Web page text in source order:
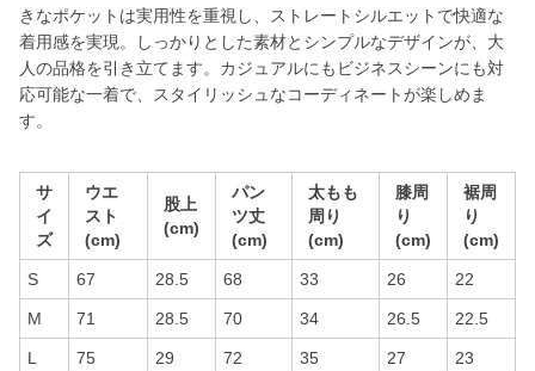
きなポケットは実用性を重視し、ストレートシルエットで快適な
着用感を実現。しっかりとした素材とシンプルなデザインが、大
人の品格を引き立てます。カジュアルにもビジネスシーンにも対
応可能な一着で、スタイリッシュなコーディネートが楽しめま
す。
サ
イ
ズ
ウエ
スト
(cm)
股上
(cm)
パン
ツ丈
(cm)
太もも
周り
(cm)
膝周
り
(cm)
裾周
り
(cm)
S 67 28.5 68 33 26 22
M 71 28.5 70 34 26.5 22.5
L 75 29 72 35 27 23